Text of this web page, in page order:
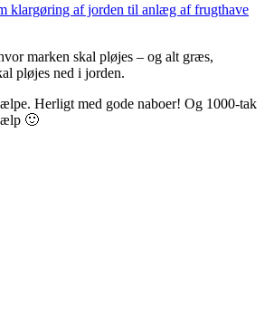
klargøring af jorden til anlæg af frugthave
marken skal pløjes – og alt græs,
pløjes ned i jorden.
Herligt med gode naboer! Og 1000-tak
🙂